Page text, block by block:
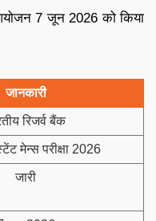
7 जून 2026 को किया
जानकारी
रिजर्व बैंक
मेन्स परीक्षा 2026
जारी